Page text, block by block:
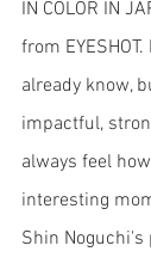
IN COLOR IN
from
already know,
impactful,
always feel
interesting
Shin Noguchi's